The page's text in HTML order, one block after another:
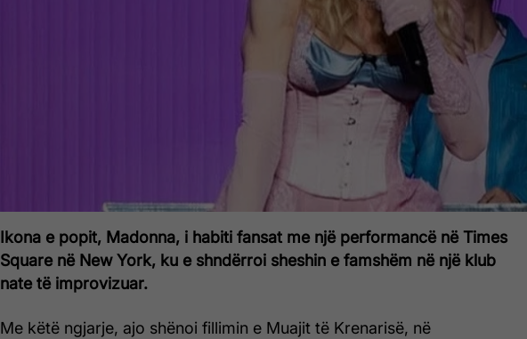
Ikona e popit, Madonna, i habiti fansat me një performancë në Times
Square në New York, ku e shndërroi sheshin e famshëm në një klub
nate të improvizuar.
Me këtë ngjarje, ajo shënoi fillimin e Muajit të Krenarisë, në